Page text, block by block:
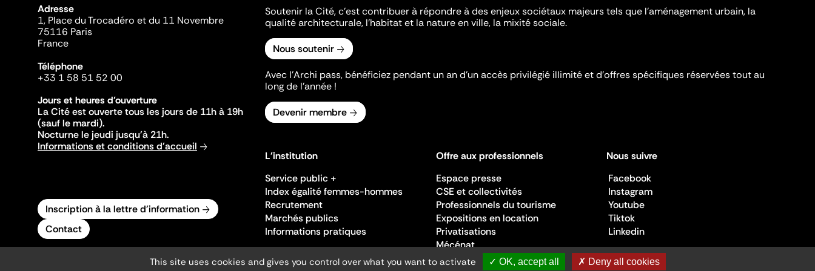
Adresse
1, Place du Trocadéro et du 11 Novembre
75116 Paris
France
Téléphone
+33 1 58 51 52 00
Jours et heures d'ouverture
La Cité est ouverte tous les jours de 11h à 19h
(sauf le mardi).
Nocturne le jeudi jusqu'à 21h.
Informations et conditions d'accueil
Inscription à la lettre d'information
Contact
Soutenir la Cité, c'est contribuer à répondre à des enjeux sociétaux majeurs tels que l'aménagement urbain, la
qualité architecturale, l'habitat et la nature en ville, la mixité sociale.
Nous soutenir
Avec l’Archi pass, bénéficiez pendant un an d’un accès privilégié illimité et d’offres spécifiques réservées tout au
long de l’année !
Devenir membre
L'institution
Service public +
Index égalité femmes-hommes
Recrutement
Marchés publics
Informations pratiques
Offre aux professionnels
Espace presse
CSE et collectivités
Professionnels du tourisme
Expositions en location
Privatisations
Mécénat
Nous suivre
Facebook
Instagram
Youtube
Tiktok
Linkedin
This site uses cookies and gives you control over what you want to activate ✓ OK, accept all ✗ Deny all cookies